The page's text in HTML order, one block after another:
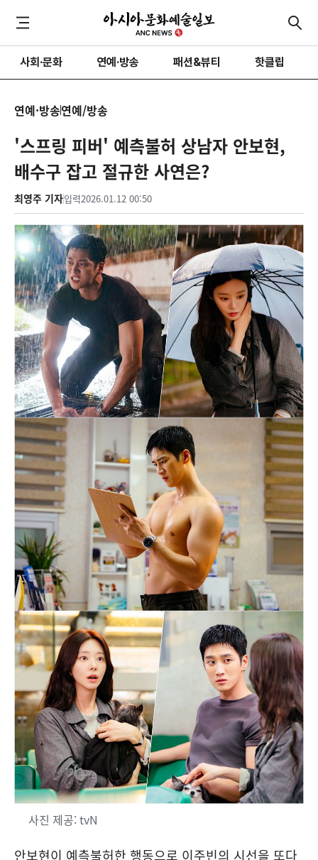
사회·문화 연예·방송 패션&뷰티 핫클립
연예·방송연예/방송
'스프링 피버' 예측불허 상남자 안보현,
배수구 잡고 절규한 사연은?
최영주 기자입력2026.01.12 00:50
사진 제공: tvN
안보현이 예측불허한 행동으로 이주빈의 시선을 또다